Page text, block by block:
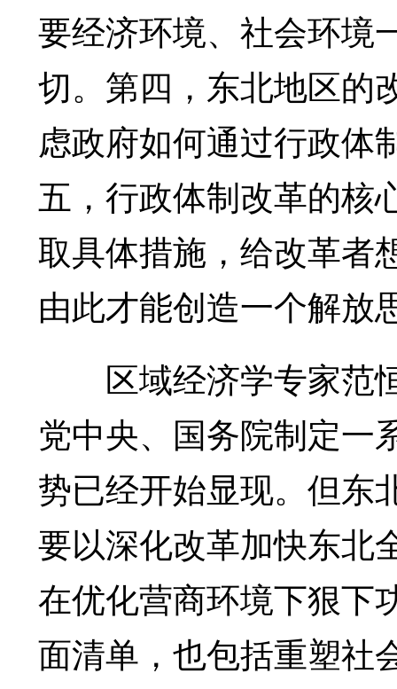
要经济环境、社会环境
切。第四，东北地区的
虑政府如何通过行政体
五，行政体制改革的核
取具体措施，给改革者
由此才能创造一个解放
区域经济学专家范
党中央、国务院制定一
势已经开始显现。但东
要以深化改革加快东北
在优化营商环境下狠下
面清单，也包括重塑社